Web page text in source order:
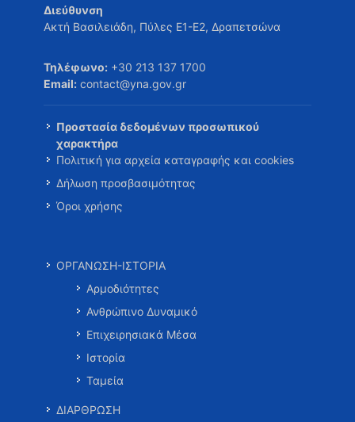
Διεύθυνση
Ακτή Βασιλειάδη, Πύλες Ε1-Ε2, Δραπετσώνα
Τηλέφωνο: +30 213 137 1700
Email: contact@yna.gov.gr
Προστασία δεδομένων προσωπικού
χαρακτήρα
Πολιτική για αρχεία καταγραφής και cookies
Δήλωση προσβασιμότητας
Όροι χρήσης
ΟΡΓΑΝΩΣΗ-ΙΣΤΟΡΙΑ
Αρμοδιότητες
Ανθρώπινο Δυναμικό
Επιχειρησιακά Μέσα
Ιστορία
Ταμεία
ΔΙΑΡΘΡΩΣΗ